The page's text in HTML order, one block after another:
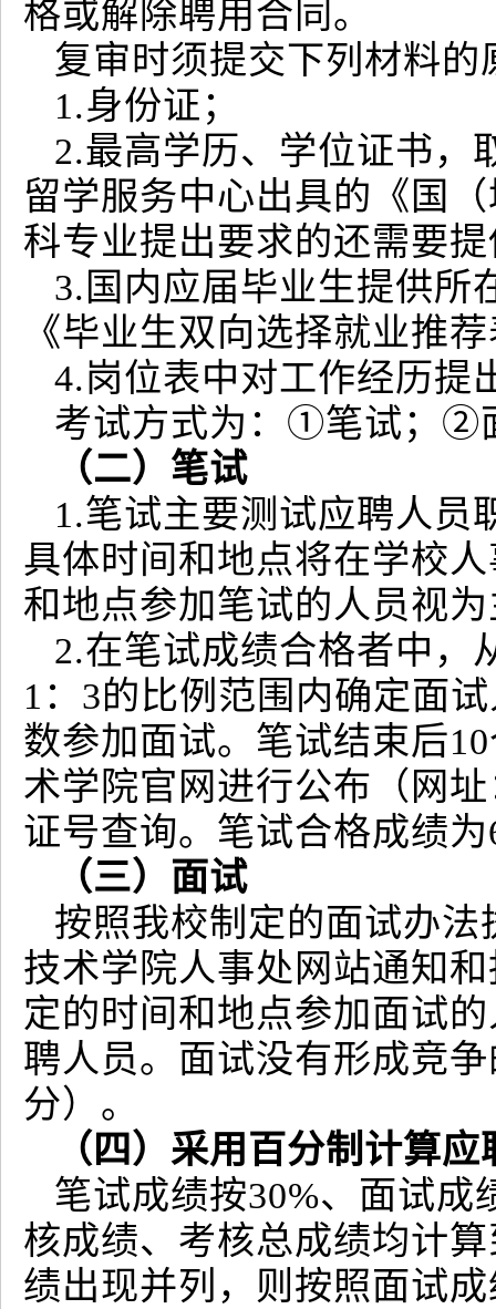
格或解除聘用合同。
复审时须提交下列材料
1.身份证；
2.最高学历、学位证书，
留学服务中心出具的《国
科专业提出要求的还需要
3.国内应届毕业生提供所
《毕业生双向选择就业推
4.岗位表中对工作经历提
考试方式为：①笔试；②
（二）笔试
1.笔试主要测试应聘人员
具体时间和地点将在学校
和地点参加笔试的人员视
2.在笔试成绩合格者中，
1：3的比例范围内确定面
数参加面试。笔试结束后
术学院官网进行公布（网
证号查询。笔试合格成绩
（三）面试
按照我校制定的面试办
技术学院人事处网站通知
定的时间和地点参加面试
聘人员。面试没有形成竞
分）。
（四）采用百分制计算
笔试成绩按30%、面试成
核成绩、考核总成绩均计
绩出现并列，则按照面试